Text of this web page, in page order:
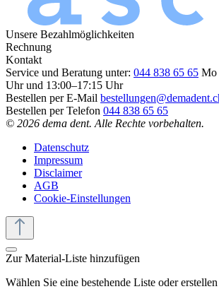
Unsere Bezahlmöglichkeiten
Rechnung
Kontakt
Service und Beratung unter: 044 838 65 65 Mo
Uhr und 13:00–17:15 Uhr
Bestellen per E-Mail
Bestellen per Telefon 044 838 65 65
© 2026 dema dent. Alle Rechte vorbehalten.
Datenschutz
Impressum
Disclaimer
AGB
Cookie-Einstellungen
Zur Material-Liste hinzufügen
Wählen Sie eine bestehende Liste oder